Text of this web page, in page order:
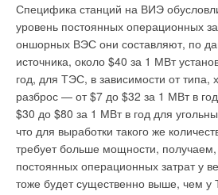
Специфика станций на ВИЭ
уровень постоянных операционных
оншорных ВЭС они составляют, по
источника, около $40 за 1 МВт
год, для ТЭС, в зависимости от типа,
разброс — от $7 до $32 за 1 МВт в
$30 до $80 за 1 МВт в год для
что для выработки такого же
требует больше мощности, получаем,
постоянных операционных затрат у
тоже будет существенно выше, чем у